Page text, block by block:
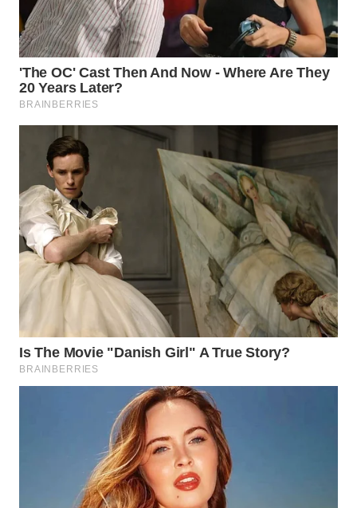
WN
BOROBUDUR
WN
MADURA
WN
SURABAYA
WN
NATUNA
WN
BINTAN
MANDALIKA
WN
LIKUPANG